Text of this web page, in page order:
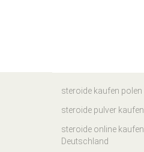
steroide kaufen polen
steroide pulver kaufen
steroide online kaufen
Deutschland